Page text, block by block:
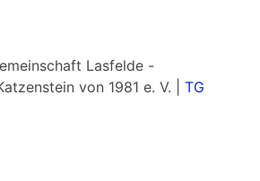
Lasfelde -
von 1981 e. V. | TG